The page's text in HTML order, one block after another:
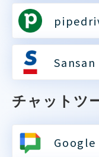
Sansan
チャットツ
Google